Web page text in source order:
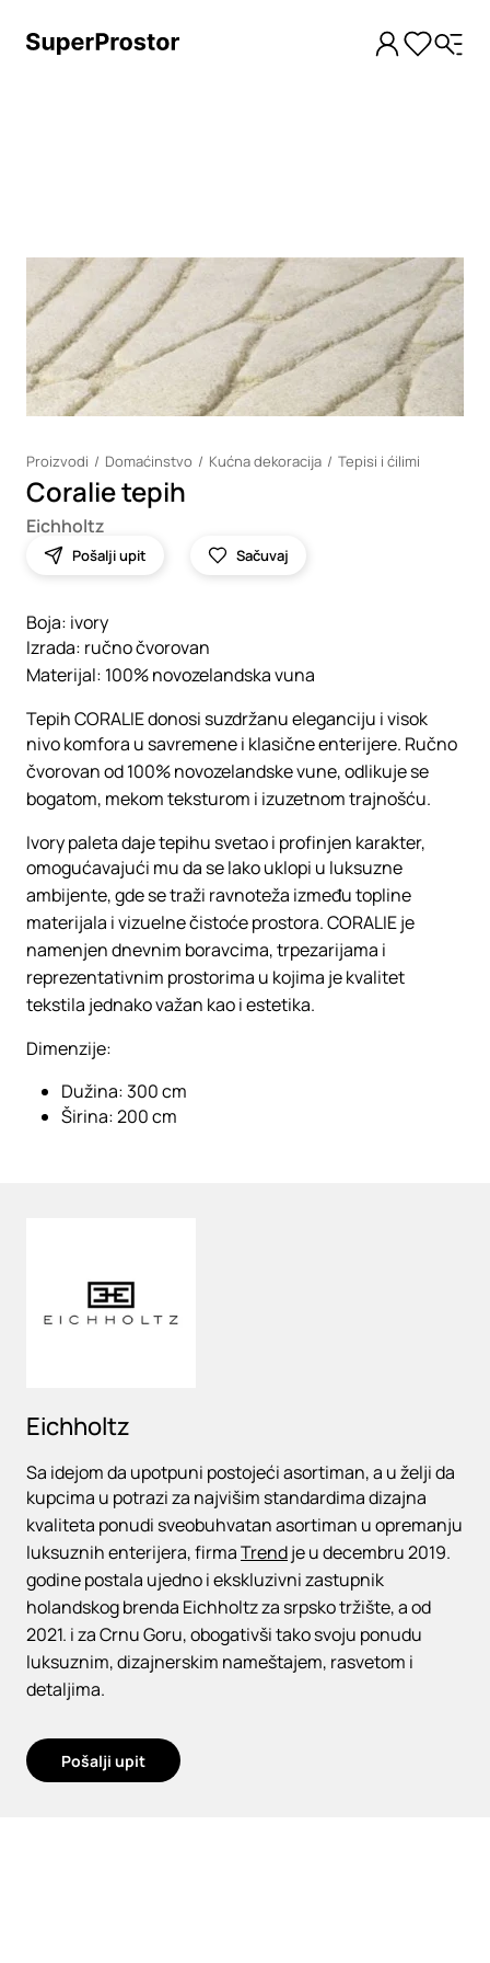
Loading
Proizvodi Domaćinstvo Kućna dekoracija Tepisi i ćilimi
Coralie tepih
Eichholtz
Pošalji upit Sačuvaj
Boja: ivory
Izrada: ručno čvorovan
Materijal: 100% novozelandska vuna
Tepih CORALIE donosi suzdržanu eleganciju i visok
nivo komfora u savremene i klasične enterijere. Ručno
čvorovan od 100% novozelandske vune, odlikuje se
bogatom, mekom teksturom i izuzetnom trajnošću.
Ivory paleta daje tepihu svetao i profinjen karakter,
omogućavajući mu da se lako uklopi u luksuzne
ambijente, gde se traži ravnoteža između topline
materijala i vizuelne čistoće prostora. CORALIE je
namenjen dnevnim boravcima, trpezarijama i
reprezentativnim prostorima u kojima je kvalitet
tekstila jednako važan kao i estetika.
Dimenzije:
Dužina: 300 cm
Širina: 200 cm
Eichholtz
Sa idejom da upotpuni postojeći asortiman, a u želji da
kupcima u potrazi za najvišim standardima dizajna
kvaliteta ponudi sveobuhvatan asortiman u opremanju
luksuznih enterijera, firmaTrendje u decembru 2019.
godine postala ujedno i ekskluzivni zastupnik
holandskog brenda Eichholtz za srpsko tržište, a od
2021. i za Crnu Goru, obogativši tako svoju ponudu
luksuznim, dizajnerskim nameštajem, rasvetom i
detaljima.
Pošalji upit